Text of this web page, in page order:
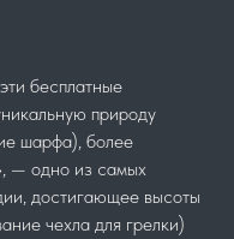
бесплатные
природу
шарфа), более
— одно из самых
достигающее высоты
чехла для грелки)